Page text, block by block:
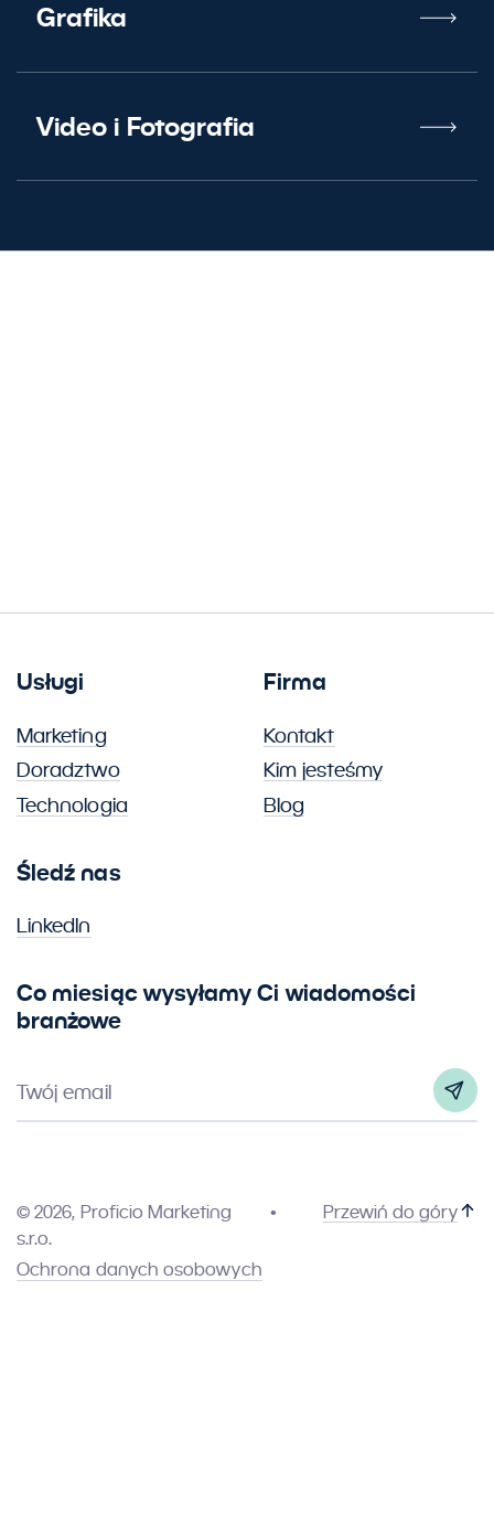
Grafika
Video i Fotografia
Usługi
Marketing
Doradztwo
Technologia
Firma
Kontakt
Kim jesteśmy
Blog
Śledź nas
LinkedIn
Co miesiąc wysyłamy Ci wiadomości
branżowe
Twój email
© 2026, Proficio Marketing
s.r.o.
Ochrona danych osobowych
Przewiń do góry